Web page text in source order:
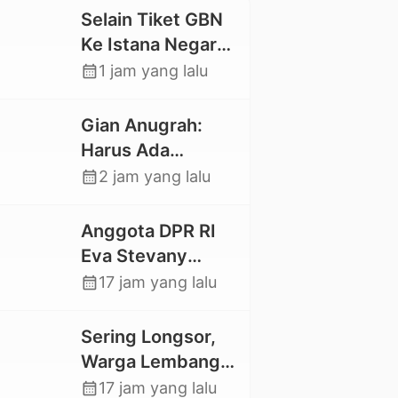
Selain Tiket GBN
Ke Istana Negara,
Mahasiswa UKI
juga Lolos ke
Pekan Seni
Mahasiswa
calendar_month1 jam yang lalu
Gian Anugrah:
Harus Ada
Kepastian Hukum
Agar Keluarga
tidak Larut dalam
Trauma dan
Berkepanjangan
calendar_month2 jam yang lalu
Anggota DPR RI
Eva Stevany
Rataba Salurkan
Warga Terdampak
Longsor di Buntu
Pepasan
calendar_month17 jam yang lalu
Sering Longsor,
Warga Lembang
Gasing Swadaya
calendar_month17 jam yang lalu